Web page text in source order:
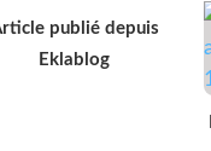
publié depuis
Eklablog